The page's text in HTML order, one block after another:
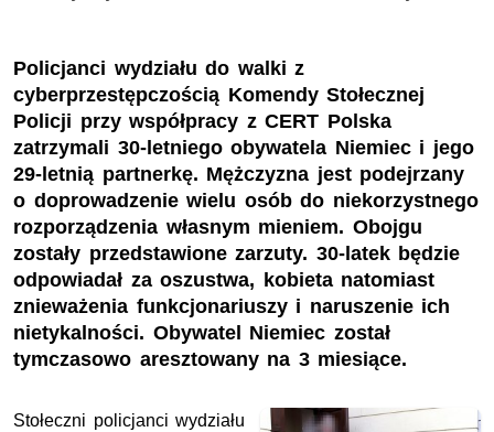
Policjanci wydziału do walki z
cyberprzestępczością Komendy Stołecznej
Policji przy współpracy z CERT Polska
zatrzymali 30-letniego obywatela Niemiec i jego
29-letnią partnerkę. Mężczyzna jest podejrzany
o doprowadzenie wielu osób do niekorzystnego
rozporządzenia własnym mieniem. Obojgu
zostały przedstawione zarzuty. 30-latek będzie
odpowiadał za oszustwa, kobieta natomiast
znieważenia funkcjonariuszy i naruszenie ich
nietykalności. Obywatel Niemiec został
tymczasowo aresztowany na 3 miesiące.
Stołeczni policjanci wydziału